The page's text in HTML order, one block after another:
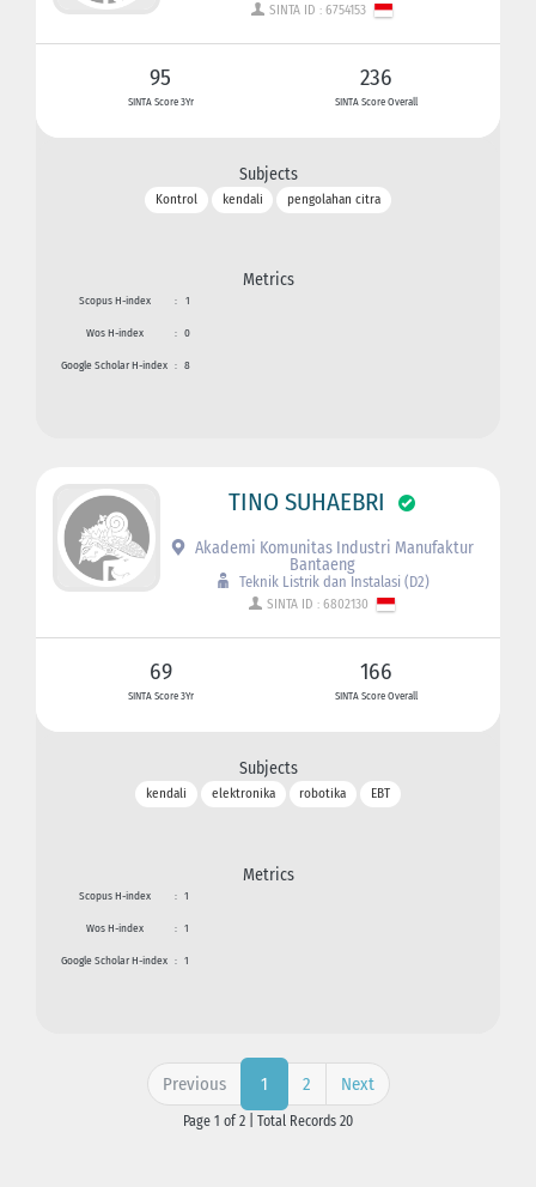
SINTA ID : 6754153
95
SINTA Score 3Yr
236
SINTA Score Overall
Subjects
Kontrol kendali pengolahan citra
Metrics
Scopus H-index : 1
Wos H-index : 0
Google Scholar H-index : 8
TINO SUHAEBRI
Akademi Komunitas Industri Manufaktur
Bantaeng
Teknik Listrik dan Instalasi (D2)
SINTA ID : 6802130
69
SINTA Score 3Yr
166
SINTA Score Overall
Subjects
kendali elektronika robotika EBT
Metrics
Scopus H-index : 1
Wos H-index : 1
Google Scholar H-index : 1
Previous 1 2 Next
Page 1 of 2 | Total Records 20